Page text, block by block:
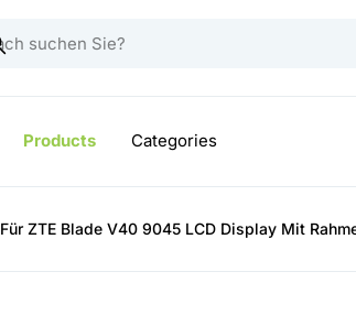
Products Categories
Für ZTE Blade V40 9045 LCD Display Mit